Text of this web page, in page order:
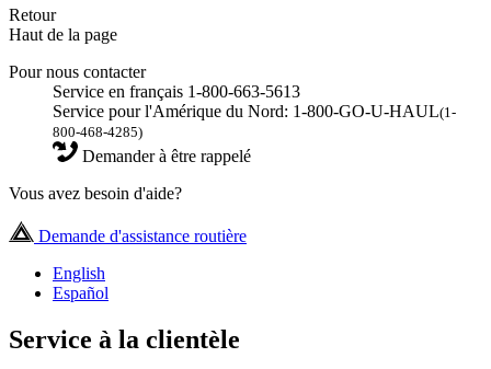
Retour
Haut de la page
Pour nous contacter
Service en français 1-800-663-5613
Service pour l'Amérique du Nord: 1-800-GO-U-HAUL(1-
800-468-4285)
Demander à être rappelé
Vous avez besoin d'aide?
Demande d'assistance routière
English
Español
Service à la clientèle